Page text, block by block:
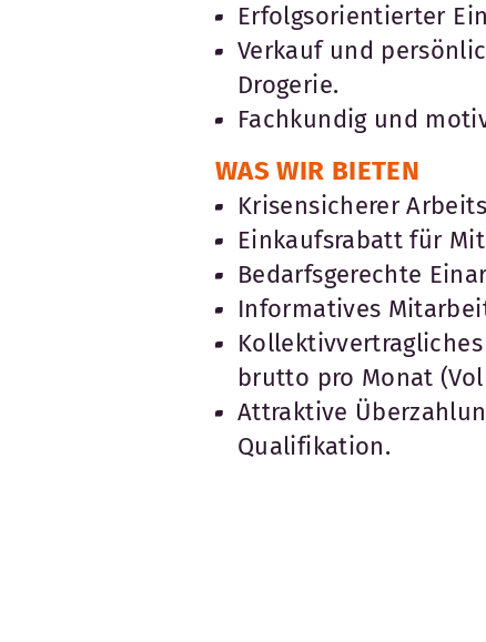
Erfolgsorientierter
Verkauf und
Drogerie.
Fachkundig und
WAS WIR BIETEN
Krisensicherer
Einkaufsrabatt für
Bedarfsgerechte
Informatives
brutto pro Monat
Attraktive
Qualifikation.